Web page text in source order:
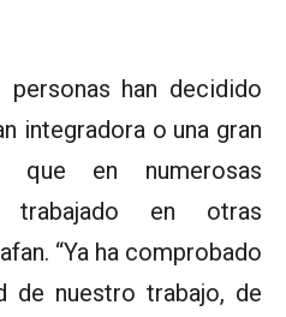
han decidido
integradora o una gran
que en numerosas
en otras
“Ya ha comprobado
de nuestro trabajo, de